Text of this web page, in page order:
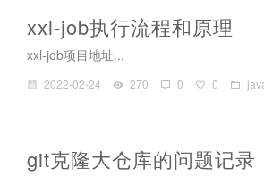
xxl-job执行流程和原理
xxl-job项目地址...
2022-02-24 270 0 0
git克隆大仓库的问题记录